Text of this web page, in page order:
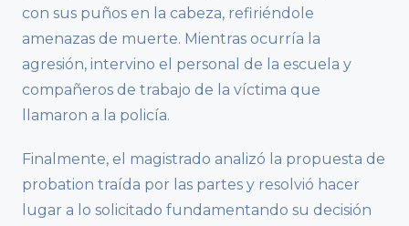
con sus puños en la cabeza, refiriéndole
amenazas de muerte. Mientras ocurría la
agresión, intervino el personal de la escuela y
compañeros de trabajo de la víctima que
llamaron a la policía.
Finalmente, el magistrado analizó la propuesta de
probation traída por las partes y resolvió hacer
lugar a lo solicitado fundamentando su decisión